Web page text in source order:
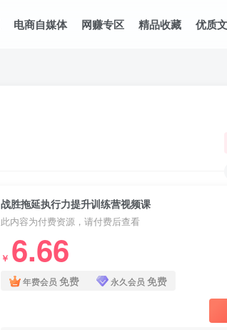
电商自媒体 网赚专区 精品收藏 优质
战胜拖延执行力提升训练营视频课
此内容为付费资源，请付费后查看
￥ 6.66
年费会员 免费 永久会员 免费